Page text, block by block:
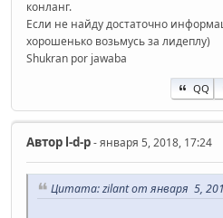
конланг.
Если не найду достаточно
хорошенько возьмусь за лидеплу)
Shukran por jawaba
QQ
Автор l-d-p- января 5, 2018, 17:24
Цитата: zilant от января 5,